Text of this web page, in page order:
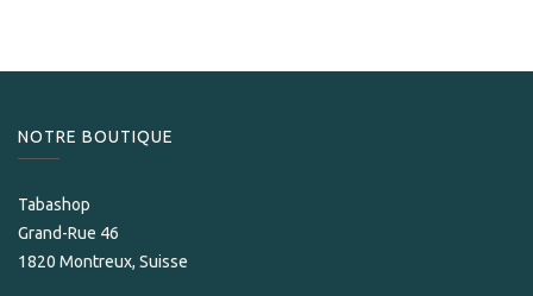
NOTRE BOUTIQUE
Tabashop
Grand-Rue 46
1820 Montreux, Suisse